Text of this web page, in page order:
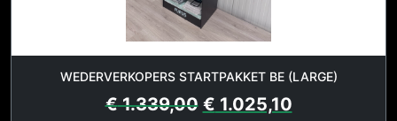
WEDERVERKOPERS STARTPAKKET BE (LARGE)
€1.339,00 € 1.025,10